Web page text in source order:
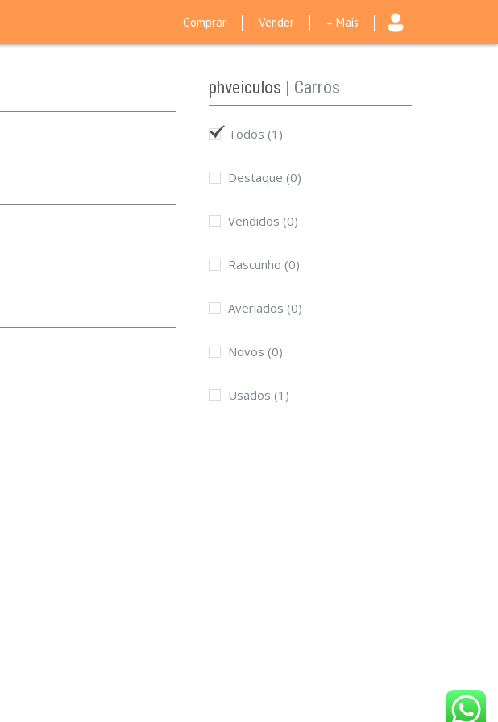
Comprar Vender + Mais
phveiculos | Carros
Todos (1)
Destaque (0)
Vendidos (0)
Rascunho (0)
Averiados (0)
Novos (0)
Usados (1)